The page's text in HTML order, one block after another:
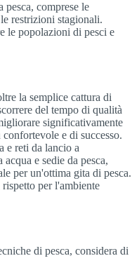
comprese le
restrizioni stagionali.
le popolazioni di pesci e
la semplice cattura di
del tempo di qualità
significativamente
e di successo.
e reti da lancio a
e sedie da pesca,
per un'ottima gita di pesca.
per l'ambiente
di pesca, considera di